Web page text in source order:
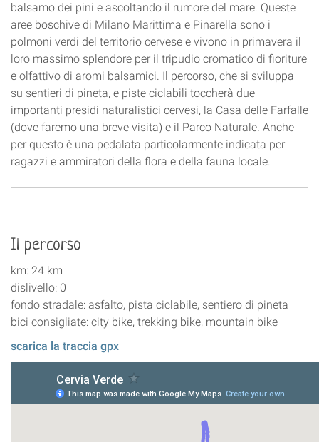
balsamo dei pini e ascoltando il rumore del mare. Queste
aree boschive di Milano Marittima e Pinarella sono i
polmoni verdi del territorio cervese e vivono in primavera il
loro massimo splendore per il tripudio cromatico di fioriture
e olfattivo di aromi balsamici. Il percorso, che si sviluppa
su sentieri di pineta, e piste ciclabili toccherà due
importanti presidi naturalistici cervesi, la Casa delle Farfalle
(dove faremo una breve visita) e il Parco Naturale. Anche
per questo è una pedalata particolarmente indicata per
ragazzi e ammiratori della flora e della fauna locale.
Il percorso
km: 24 km
dislivello: 0
fondo stradale: asfalto, pista ciclabile, sentiero di pineta
bici consigliate: city bike, trekking bike, mountain bike
scarica la traccia gpx